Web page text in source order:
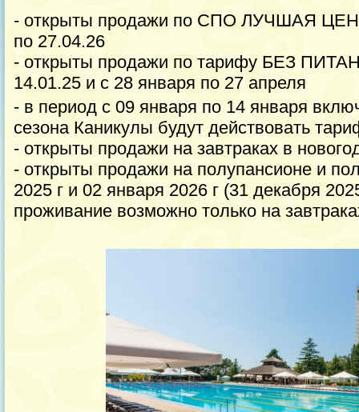
- открыты продажи по СПО ЛУЧШАЯ
по 27.04.26
- открыты продажи по тарифу БЕЗ
14.01.25 и с 28 января по 27 апреля
- в период с 09 января по 14 января
сезона Каникулы будут действовать
- открыты продажи на завтраках в
- открыты продажи на полупансионе и
2025 г и 02 января 2026 г (31 декабря
проживание возможно только на